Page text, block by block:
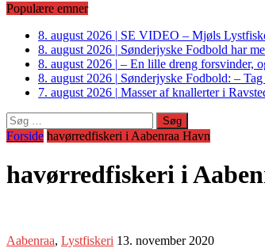
Populære emner
8. august 2026 | SE VIDEO – Mjøls
8. august 2026 | Sønderjyske Fodbold har
8. august 2026 | – En lille dreng forsvinder,
8. august 2026 | Sønderjyske Fodbold: –
7. august 2026 | Masser af knallerter i
Søg
efter:
Forside havørredfiskeri i Aabenraa Havn
havørredfiskeri i
Aabenraa, Lystfiskeri 13. november 2020